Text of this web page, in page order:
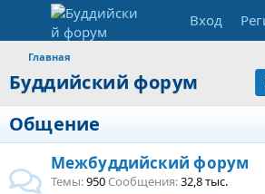
Вход
Главная
Буддийский форум
Общение
Межбуддийский форум
Темы 950 Сообщения 32,8 тыс.